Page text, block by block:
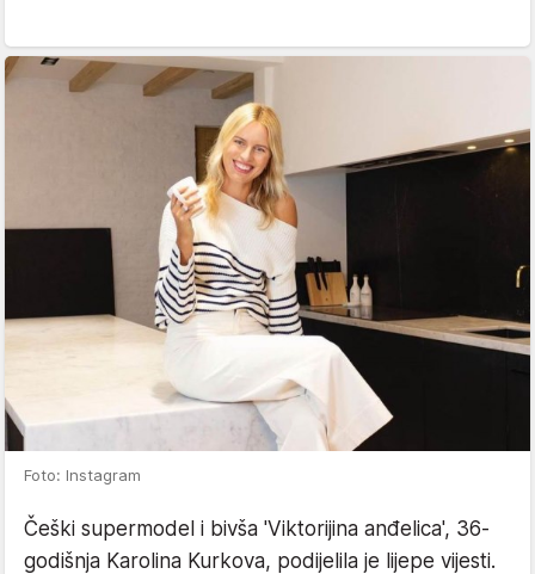
Foto: Instagram
Češki supermodel i bivša 'Viktorijina anđelica', 36-
godišnja Karolina Kurkova, podijelila je lijepe vijesti.